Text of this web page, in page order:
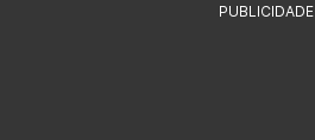
PUBLICIDADE